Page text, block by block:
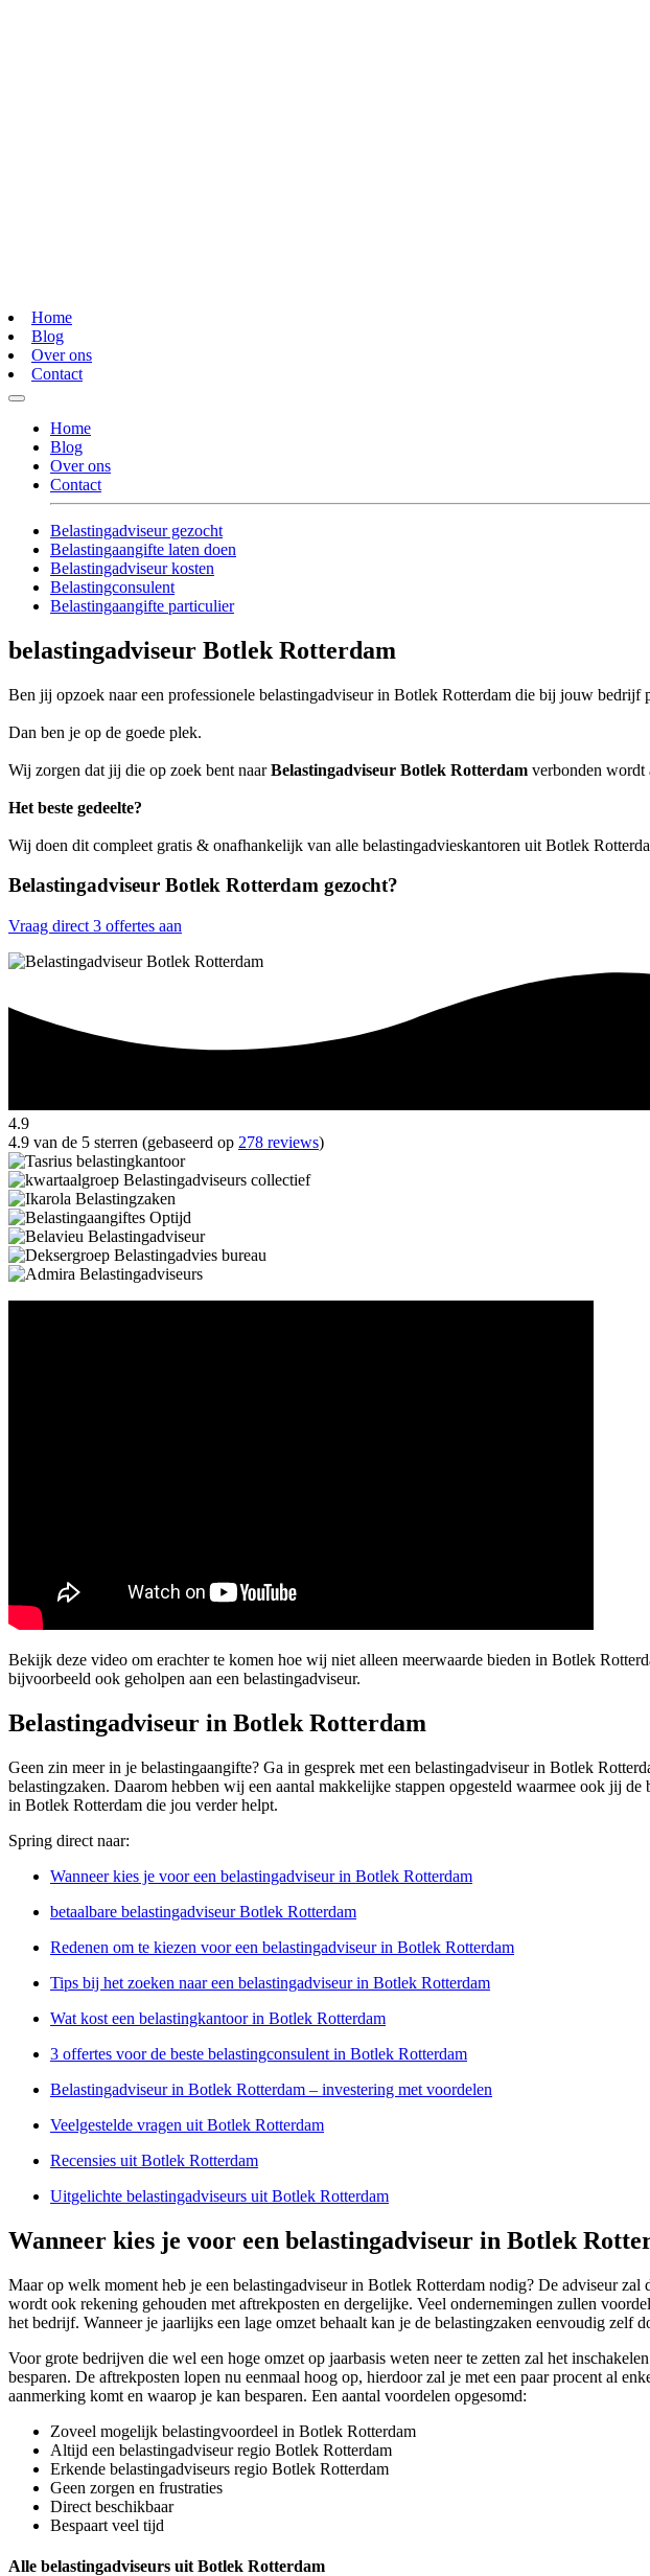
Home
Blog
Over ons
Contact
Home
Blog
Over ons
Contact
Belastingadviseur gezocht
Belastingaangifte laten doen
Belastingadviseur kosten
Belastingconsulent
Belastingaangifte particulier
belastingadviseur Botlek Rotterdam
Ben jij opzoek naar een professionele belastingadviseur in Botlek Rotterdam die bij jouw bedrijf
Dan ben je op de goede plek.
Wij zorgen dat jij die op zoek bent naarBelastingadviseur Botlek Rotterdam verbonden wordt
Het beste gedeelte?
Wij doen dit compleet gratis & onafhankelijk van alle belastingadvieskantoren uit Botlek
Belastingadviseur Botlek Rotterdam gezocht?
Vraag direct 3 offertes aan
4.9
4.9 van de 5 sterren (gebaseerd op 278 reviews)
Bekijk deze video om erachter te komen hoe wij niet alleen meerwaarde bieden in Botlek
bijvoorbeeld ook geholpen aan een belastingadviseur.
Belastingadviseur in Botlek Rotterdam
Geen zin meer in je belastingaangifte? Ga in gesprek met een belastingadviseur in Botlek
belastingzaken. Daarom hebben wij een aantal makkelijke stappen opgesteld waarmee ook jij
in Botlek Rotterdam die jou verder helpt.
Spring direct naar:
Wanneer kies je voor een belastingadviseur in Botlek Rotterdam
betaalbare belastingadviseur Botlek Rotterdam
Redenen om te kiezen voor een belastingadviseur in Botlek Rotterdam
Tips bij het zoeken naar een belastingadviseur in Botlek Rotterdam
Wat kost een belastingkantoor in Botlek Rotterdam
3 offertes voor de beste belastingconsulent in Botlek Rotterdam
Belastingadviseur in Botlek Rotterdam – investering met voordelen
Veelgestelde vragen uit Botlek Rotterdam
Recensies uit Botlek Rotterdam
Uitgelichte belastingadviseurs uit Botlek Rotterdam
Wanneer kies je voor een belastingadviseur in Botlek
Maar op welk moment heb je een belastingadviseur in Botlek Rotterdam nodig? De adviseur
wordt ook rekening gehouden met aftrekposten en dergelijke. Veel ondernemingen zullen
het bedrijf. Wanneer je jaarlijks een lage omzet behaalt kan je de belastingzaken eenvoudig
Voor grote bedrijven die wel een hoge omzet op jaarbasis weten neer te zetten zal het
besparen. De aftrekposten lopen nu eenmaal hoog op, hierdoor zal je met een paar procent al
aanmerking komt en waarop je kan besparen. Een aantal voordelen opgesomd:
Zoveel mogelijk belastingvoordeel in Botlek Rotterdam
Altijd een belastingadviseur regio Botlek Rotterdam
Erkende belastingadviseurs regio Botlek Rotterdam
Geen zorgen en frustraties
Direct beschikbaar
Bespaart veel tijd
Alle belastingadviseurs uit Botlek Rotterdam